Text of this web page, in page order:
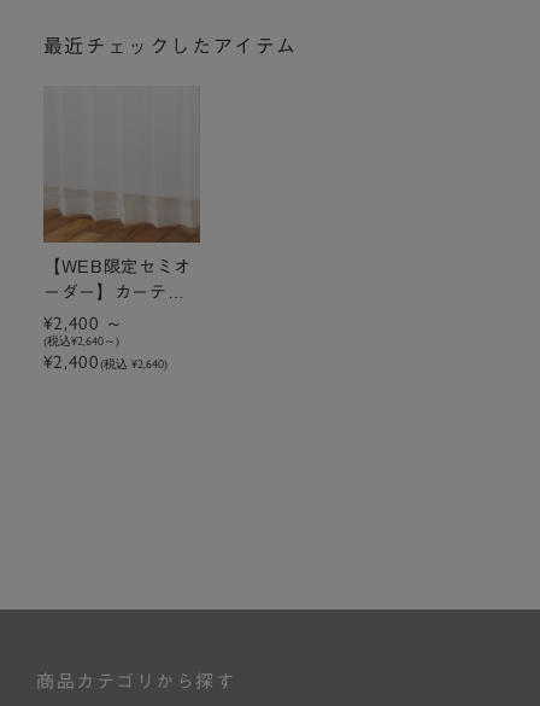
最近チェックしたアイテム
【WEB限定セミオ
ーダー】カーテン
レース アイボリー
ウォッシャブル U
Vカット TD9041
¥2,400
(税込¥2,640 )
¥2,400(税込 ¥2,640)
商品カテゴリから探す